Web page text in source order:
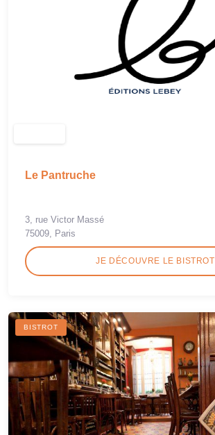
Le Pantruche
3, rue Victor Massé
75009, Paris
JE DÉCOUVRE LE BISTROT
BISTROT